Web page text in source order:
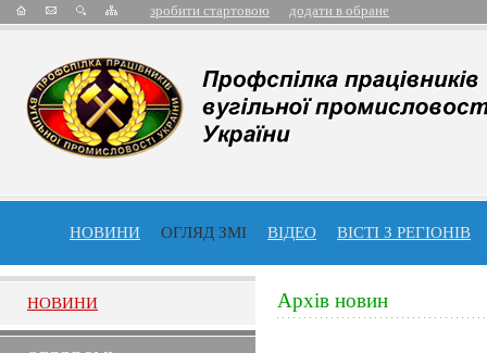
зробити стартовою додати в обране
НОВИНИ ОГЛЯД ЗМІ ВІДЕО ВІСТІ З РЕГІОНІВ
НОВИНИ Архів новин